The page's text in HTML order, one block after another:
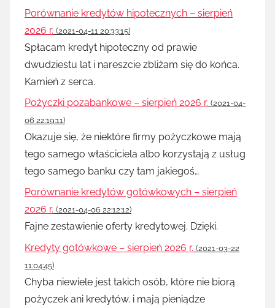
Porównanie kredytów hipotecznych – sierpień
2026 r. (2021-04-11 20:33:15)
Spłacam kredyt hipoteczny od prawie
dwudziestu lat i nareszcie zbliżam się do końca.
Kamień z serca.
Pożyczki pozabankowe – sierpień 2026 r. (2021-04-
06 22:19:11)
Okazuje się, że niektóre firmy pożyczkowe mają
tego samego właściciela albo korzystają z usług
tego samego banku czy tam jakiegoś…
Porównanie kredytów gotówkowych – sierpień
2026 r. (2021-04-06 22:12:12)
Fajne zestawienie oferty kredytowej. Dzięki.
Kredyty gotówkowe – sierpień 2026 r. (2021-03-22
11:04:45)
Chyba niewiele jest takich osób, które nie biorą
pożyczek ani kredytów. i mają pieniądze